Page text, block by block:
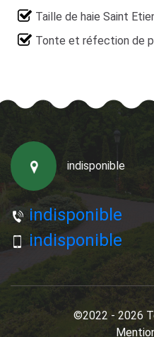
Taille de haie Saint
Tonte et réfection de
indisponible
indisponible
indisponible
©2022 - 2026